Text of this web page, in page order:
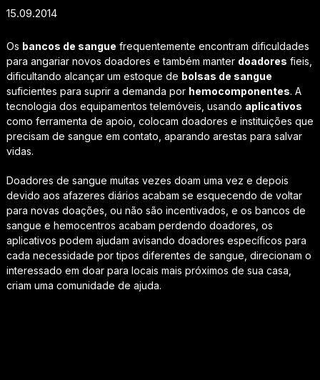
15.09.2014
Os bancos de sangue frequentemente encontram dificuldades
para angariar novos doadores e também manter doadores fieis,
dificultando alcançar um estoque de bolsas de sangue
suficientes para suprir a demanda por hemocomponentes. A
tecnologia dos equipamentos telemóveis, usando aplicativos
como ferramenta de apoio, colocam doadores e instituições que
precisam de sangue em contato, aparando arestas para salvar
vidas.
Doadores de sangue muitas vezes doam uma vez e depois
devido aos afazeres diários acabam se esquecendo de voltar
para novas doações, ou não são incentivados, e os bancos de
sangue e hemocentros acabam perdendo doadores, os
aplicativos podem ajudam avisando doadores específicos para
cada necessidade por tipos diferentes de sangue, direcionam o
interessado em doar para locais mais próximos de sua casa,
criam uma comunidade de ajuda.